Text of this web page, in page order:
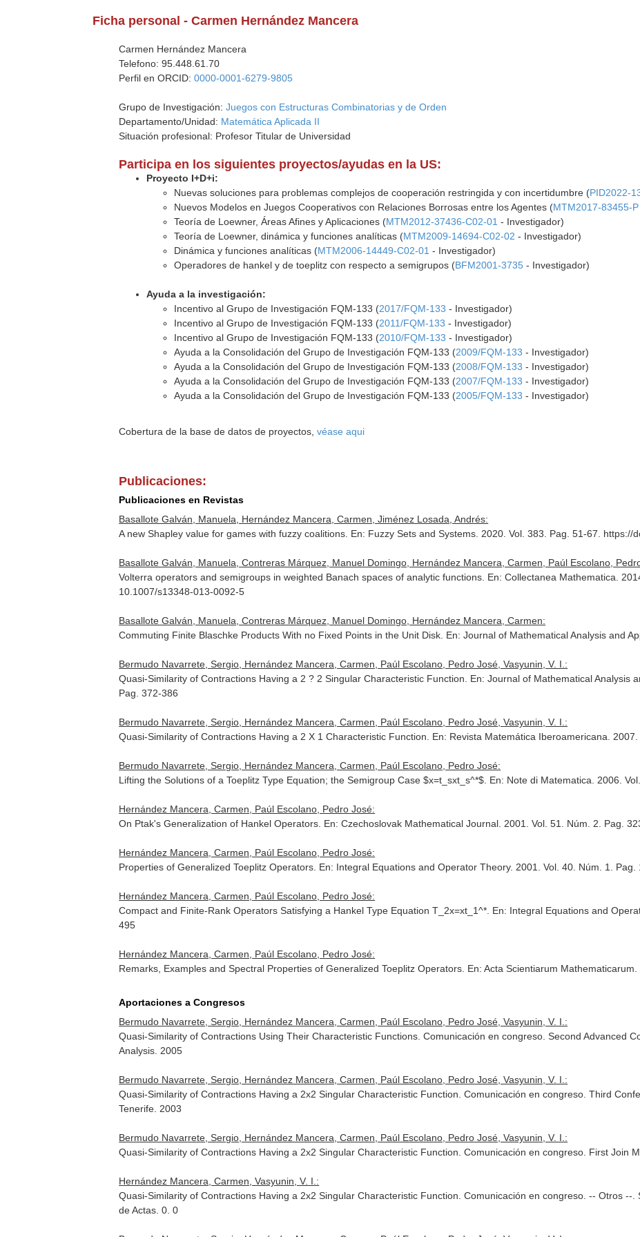
Ficha personal - Carmen Hernández Mancera
Carmen Hernández Mancera
Telefono: 95.448.61.70
Perfil en ORCID:0000-0001-6279-9805
Grupo de Investigación:Juegos con Estructuras Combinatorias y de Orden
Departamento/Unidad: Matemática Aplicada II
Situación profesional: Profesor Titular de Universidad
Participa en los siguientes proyectos/ayudas en la US:
Proyecto I+D+i:
Nuevas soluciones para problemas complejos de cooperación restringida y con incertidumbre (PID2022-
Nuevos Modelos en Juegos Cooperativos con Relaciones Borrosas entre los Agentes (MTM2017-83455-P
Teoría de Loewner, Áreas Afines y Aplicaciones (MTM2012-37436-C02-01 - Investigador)
Teoría de Loewner, dinámica y funciones analíticas (MTM2009-14694-C02-02 - Investigador)
Dinámica y funciones analíticas (MTM2006-14449-C02-01 - Investigador)
Operadores de hankel y de toeplitz con respecto a semigrupos (BFM2001-3735 - Investigador)
Ayuda a la investigación:
Incentivo al Grupo de Investigación FQM-133 (2017/FQM-133 - Investigador)
Incentivo al Grupo de Investigación FQM-133 (2011/FQM-133 - Investigador)
Incentivo al Grupo de Investigación FQM-133 (2010/FQM-133 - Investigador)
Ayuda a la Consolidación del Grupo de Investigación FQM-133 (2009/FQM-133 - Investigador)
Ayuda a la Consolidación del Grupo de Investigación FQM-133 (2008/FQM-133 - Investigador)
Ayuda a la Consolidación del Grupo de Investigación FQM-133 (2007/FQM-133 - Investigador)
Ayuda a la Consolidación del Grupo de Investigación FQM-133 (2005/FQM-133 - Investigador)
Cobertura de la base de datos de proyectos,véase aqui
Publicaciones:
Publicaciones en Revistas
Basallote Galván, Manuela, Hernández Mancera, Carmen, Jiménez Losada, Andrés:
A new Shapley value for games with fuzzy coalitions. En: Fuzzy Sets and Systems . 2020. Vol. 383. Pag. 51-67.
Basallote Galván, Manuela, Contreras Márquez, Manuel Domingo, Hernández Mancera, Carmen, Paúl Escolano,
Volterra operators and semigroups in weighted Banach spaces of analytic functions. En: Collectanea Mathematica .
10.1007/s13348-013-0092-5
Basallote Galván, Manuela, Contreras Márquez, Manuel Domingo, Hernández Mancera, Carmen:
Commuting Finite Blaschke Products With no Fixed Points in the Unit Disk. En: Journal of Mathematical Analysis and
Bermudo Navarrete, Sergio, Hernández Mancera, Carmen, Paúl Escolano, Pedro José, Vasyunin, V. I.:
Quasi-Similarity of Contractions Having a 2 ? 2 Singular Characteristic Function. En: Journal of Mathematical Analysis
Pag. 372-386
Bermudo Navarrete, Sergio, Hernández Mancera, Carmen, Paúl Escolano, Pedro José, Vasyunin, V. I.:
Quasi-Similarity of Contractions Having a 2 X 1 Characteristic Function. En: Revista Matemática Iberoamericana .
Bermudo Navarrete, Sergio, Hernández Mancera, Carmen, Paúl Escolano, Pedro José:
Lifting the Solutions of a Toeplitz Type Equation; the Semigroup Case $x=t_sxt_s^*$. En: Note di Matematica . 2006.
Hernández Mancera, Carmen, Paúl Escolano, Pedro José:
On Ptak's Generalization of Hankel Operators. En: Czechoslovak Mathematical Journal . 2001. Vol. 51. Núm. 2. Pag.
Hernández Mancera, Carmen, Paúl Escolano, Pedro José:
Properties of Generalized Toeplitz Operators. En: Integral Equations and Operator Theory. 2001. Vol. 40. Núm. 1. Pag.
Hernández Mancera, Carmen, Paúl Escolano, Pedro José:
Compact and Finite-Rank Operators Satisfying a Hankel Type Equation T_2x=xt_1^*. En: Integral Equations and
495
Hernández Mancera, Carmen, Paúl Escolano, Pedro José:
Remarks, Examples and Spectral Properties of Generalized Toeplitz Operators. En: Acta Scientiarum Mathematicarum
Aportaciones a Congresos
Bermudo Navarrete, Sergio, Hernández Mancera, Carmen, Paúl Escolano, Pedro José, Vasyunin, V. I.:
Quasi-Similarity of Contractions Using Their Characteristic Functions. Comunicación en congreso. Second Advanced
Analysis. 2005
Bermudo Navarrete, Sergio, Hernández Mancera, Carmen, Paúl Escolano, Pedro José, Vasyunin, V. I.:
Quasi-Similarity of Contractions Having a 2x2 Singular Characteristic Function. Comunicación en congreso. Third
Tenerife. 2003
Bermudo Navarrete, Sergio, Hernández Mancera, Carmen, Paúl Escolano, Pedro José, Vasyunin, V. I.:
Quasi-Similarity of Contractions Having a 2x2 Singular Characteristic Function. Comunicación en congreso. First Join
Hernández Mancera, Carmen, Vasyunin, V. I.:
Quasi-Similarity of Contractions Having a 2x2 Singular Characteristic Function. Comunicación en congreso. -- Otros --.
de Actas. 0. 0